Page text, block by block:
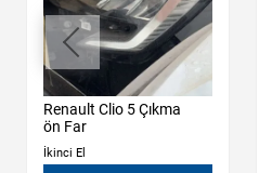
Renault Clio 5 Çıkma
ön Far
İkinci El